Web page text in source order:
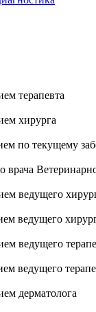
терапевта
хирурга
по текущему
врача
ведущего
ведущего
ведущего
ведущего
дерматолога